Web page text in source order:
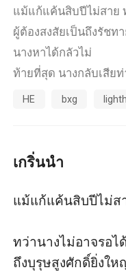
แม้แก้แค้นสิบปีไม่สาย
ผู้ต้องสงสัยเป็นถึงรัชท
นางหาได้กลัวไม่
ท้ายที่สุด นางกลับเสีย
ได้ทัน ทว่าเขาผู้นั้นกลั
ใช้วิธีทรมานอันแสนสุข
HE bxg
เกริ่นนำ
แม้แก้แค้นสิบปีไม่ส
ทว่านางไม่อาจรอ
ถึงบุรุษสูงศักดิ์ยิ่งให